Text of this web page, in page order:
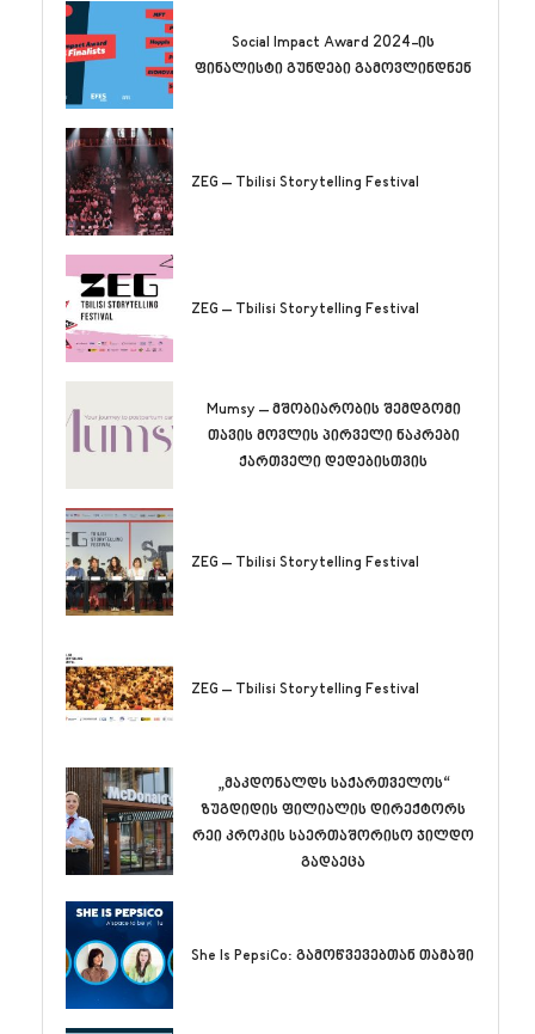
Social Impact Award 2024-ის
ფინალისტი გუნდები გამოვლინდნენ
ZEG – Tbilisi Storytelling Festival
ZEG – Tbilisi Storytelling Festival
Mumsy – მშობიარობის შემდგომი
თავის მოვლის პირველი ნაკრები
ქართველი დედებისთვის
ZEG – Tbilisi Storytelling Festival
ZEG – Tbilisi Storytelling Festival
„მაკდონალდს საქართველოს“
ზუგდიდის ფილიალის დირექტორს
რეი კროკის საერთაშორისო ჯილდო
გადაეცა
She Is PepsiCo: გამოწვევებთან თამაში